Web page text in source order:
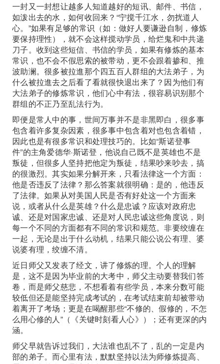
一封又一封想让越多人知道越好的短讯、邮件、书信，
如泼出去的水，如何收回来？“宁搅千江水，勿扰道人
心。”如果有足够的常识（如：做好人要谦逊自制，修炼
要保持理性），就不会这样搅动学员，给烂鬼和中共递
刀子。收到这些短信、书信的学员，如果有修炼的基本
常识，也不会不假思索的被带动，更不会跟着掺和、推
波助澜。很多被拉進那个四五百人群组的大法弟子，为
什么被拉進去之后看了看就很快退出来了？因为他们有
大法弟子的修炼常识，他们心中有法，很容易识别那个
群组的不正乃至乱法行为。
即便是常人中的事，世间万事并不是非黑即白，很多事
包含着许多复杂因素，很多事中包含着对也包含着错，
因此也是有很多常识和处理技巧的。比如“斯诺登事
件”的主角爱德华·斯诺登，他说自己既不是英雄也不是
叛徒，但很多人坚持把他定为叛徒，结果吵来吵去，搞
的很激烈。其实如果分解开来，只看法律这一个方面：
他是否违反了法律？那么答案就很明确：是的，他违反
了法律。如果从对美国人民是否有好处这一个方面来
说，或者从什么是英雄？什么是忠诚？应该对政府忠
诚、还是对国家忠诚、还是对人民忠诚这些角度说，则
每一个不同的方面都有不同的常识和规范。非要绞缠在
一起，无论是出于什么动机，结果只能公说公有理、婆
说婆有理，绞缠不清。
近日师父又发表了经文，讲了修炼的理。个人的理解
是，这不是因为毕业前的大考中，师父主动要替我们答
卷，而是师父慈悲，不想看着有些学员，本来分数可能
较低但还是能坚持完成考试的，在考试结束前却被带动
着离开了考场；更是在喝醒那些“不修的、假修的，不怎
么用心修的人”（《关键时刻看人心》）；还有更深的内
涵。
师父早就告诉过我们，大法谁也乱不了，乱的一定是内
部的弟子。而心里有法，默默坚持以法为师修炼提高、